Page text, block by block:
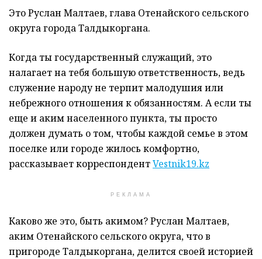
Это Руслан Малтаев, глава Отенайского сельского
округа города Талдыкоргана.
Когда ты государственный служащий, это
налагает на тебя большую ответственность, ведь
служение народу не терпит малодушия или
небрежного отношения к обязанностям. А если ты
еще и аким населенного пункта, ты просто
должен думать о том, чтобы каждой семье в этом
поселке или городе жилось комфортно,
рассказывает корреспондентVestnik19.kz
РЕКЛАМА
Каково же это, быть акимом? Руслан Малтаев,
аким Отенайского сельского округа, что в
пригороде Талдыкоргана, делится своей историей